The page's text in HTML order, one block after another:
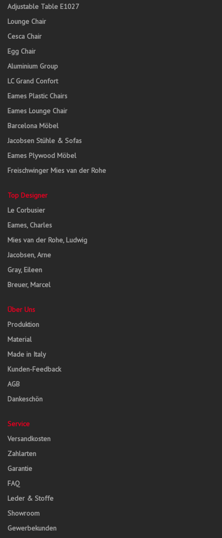
Adjustable Table E1027
Lounge Chair
Cesca Chair
Egg Chair
Aluminium Group
LC Grand Confort
Eames Plastic Chairs
Eames Lounge Chair
Barcelona Möbel
Jacobsen Stühle & Sofas
Eames Plywood Möbel
Freischwinger Mies van der Rohe
Top Designer
Le Corbusier
Eames, Charles
Mies van der Rohe, Ludwig
Jacobsen, Arne
Gray, Eileen
Breuer, Marcel
Über Uns
Produktion
Material
Made in Italy
Kunden-Feedback
AGB
Dankeschön
Service
Versandkosten
Zahlarten
Garantie
FAQ
Leder & Stoffe
Showroom
Gewerbekunden